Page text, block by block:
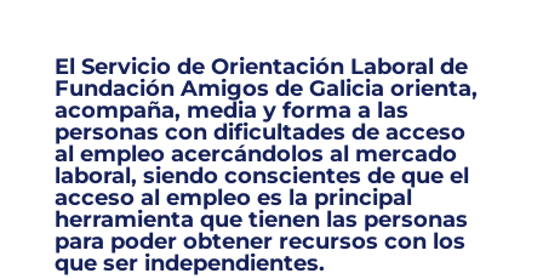
El Servicio de Orientación Laboral de
Fundación Amigos de Galicia orienta,
acompaña, media y forma a las
personas con dificultades de acceso
al empleo acercándolos al mercado
laboral, siendo conscientes de que el
acceso al empleo es la principal
herramienta que tienen las personas
para poder obtener recursos con los
que ser independientes.